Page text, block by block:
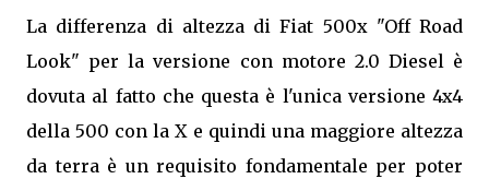
La differenza di altezza di Fiat 500x "Off Road
Look" per la versione con motore 2.0 Diesel è
dovuta al fatto che questa è l'unica versione 4x4
della 500 con la X e quindi una maggiore altezza
da terra è un requisito fondamentale per poter